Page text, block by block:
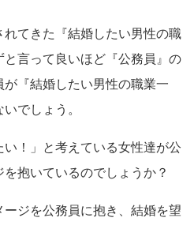
てきた『結婚したい男性の職
言って良いほど『公務員』の
『結婚したい男性の職業一
でしょう。
！」と考えている女性達が公
抱いているのでしょうか？
ジを公務員に抱き、結婚を望